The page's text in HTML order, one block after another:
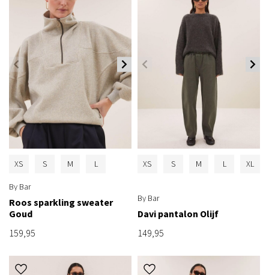
XS S M L
By Bar
Roos sparkling sweater
Goud
159,95
XS S M L XL
By Bar
Davi pantalon Olijf
149,95